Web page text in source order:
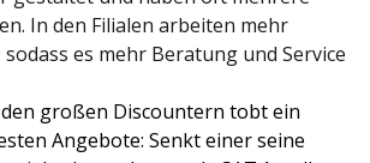
In den Filialen arbeiten mehr
es mehr Beratung und Service
großen Discountern tobt ein
Angebote: Senkt einer seine